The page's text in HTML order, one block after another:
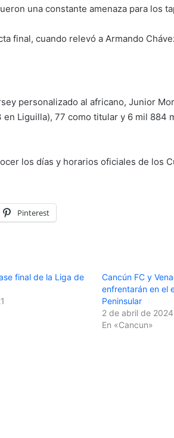
una constante amenaza para los
final, cuando relevó a Armando
personalizado al africano, Junior
Liguilla), 77 como titular y 6 mil 884
los días y horarios oficiales de los
Pinterest
final de la Liga de
Cancún FC y
enfrentarán en el
Peninsular
2 de abril de 2024
En «Cancun»